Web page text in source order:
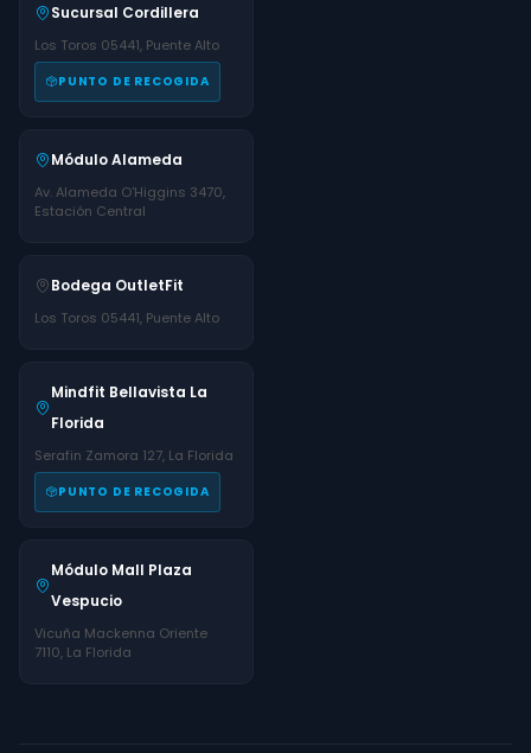
Sucursal Cordillera
Los Toros 05441, Puente Alto
PUNTO DE RECOGIDA
Módulo Alameda
Av. Alameda O'Higgins 3470,
Estación Central
Bodega OutletFit
Los Toros 05441, Puente Alto
Mindfit Bellavista La
Florida
Serafin Zamora 127, La Florida
PUNTO DE RECOGIDA
Módulo Mall Plaza
Vespucio
Vicuña Mackenna Oriente
7110, La Florida